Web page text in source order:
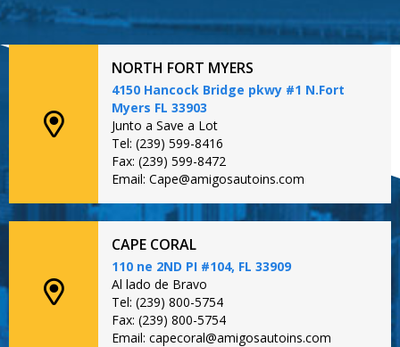
NORTH FORT MYERS
4150 Hancock Bridge pkwy #1 N.Fort
Myers FL 33903
Junto a Save a Lot
Tel: (239) 599-8416
Fax: (239) 599-8472
Email: Cape@amigosautoins.com
CAPE CORAL
110 ne 2ND PI #104, FL 33909
Al lado de Bravo
Tel: (239) 800-5754
Fax: (239) 800-5754
Email: capecoral@amigosautoins.com